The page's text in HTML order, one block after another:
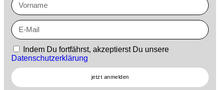
Indem Du fortfährst, akzeptierst Du unsere
Datenschutzerklärung
jetzt anmelden